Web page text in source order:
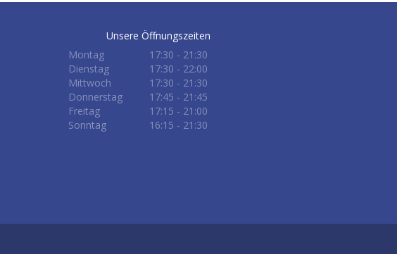
Unsere Öffnungszeiten
Montag
17:30 - 21:30
Dienstag
17:30 - 22:00
Mittwoch
17:30 - 21:30
Donnerstag
17:45 - 21:45
Freitag
17:15 - 21:00
Sonntag
16:15 - 21:30